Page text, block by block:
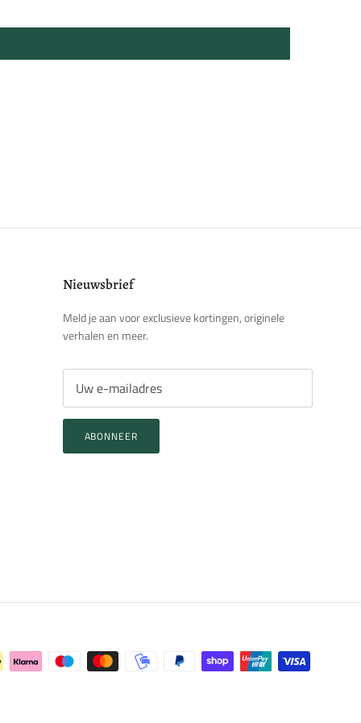
Nieuwsbrief
Meld je aan voor exclusieve kortingen, originele
verhalen en meer.
ABONNEER